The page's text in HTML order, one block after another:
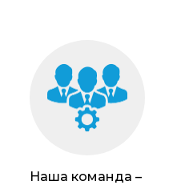
Наша команда –